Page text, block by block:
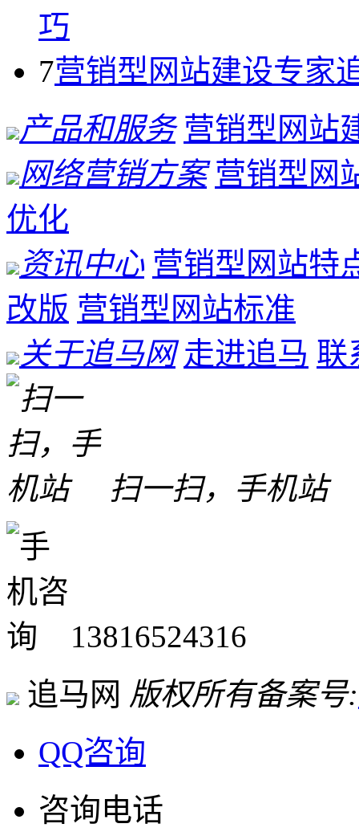
巧
7营销型网站建设专家
产品和服务 营销型网站
网络营销方案 营销型网
优化
资讯中心 营销型网站特
改版 营销型网站标准
关于追马网 走进追马 联
扫一扫，手机站
13816524316
追马网 版权所有备案号:
QQ咨询
咨询电话